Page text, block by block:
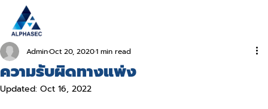
ความรับผิดทางแพ่ง
AdminOct 20, 20201 min read
Updated: Oct 16, 2022